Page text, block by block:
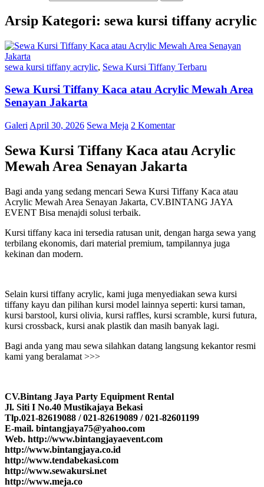
Arsip Kategori: sewa kursi tiffany acrylic
sewa kursi tiffany acrylic, Sewa Kursi Tiffany Terbaru
Sewa Kursi Tiffany Kaca atau Acrylic Mewah Area
Senayan Jakarta
Galeri April 30, 2026 Sewa Meja 2 Komentar
Sewa Kursi Tiffany Kaca atau Acrylic
Mewah Area Senayan Jakarta
Bagi anda yang sedang mencari Sewa Kursi Tiffany Kaca atau
Acrylic Mewah Area Senayan Jakarta, CV.BINTANG JAYA
EVENT Bisa menajdi solusi terbaik.
Kursi tiffany kaca ini tersedia ratusan unit, dengan harga sewa yang
terbilang ekonomis, dari material premium, tampilannya juga
kekinan dan modern.
Selain kursi tiffany acrylic, kami juga menyediakan sewa kursi
tiffany kayu dan pilihan kursi model lainnya seperti: kursi taman,
kursi barstool, kursi olivia, kursi raffles, kursi scramble, kursi futura,
kursi crossback, kursi anak plastik dan masih banyak lagi.
Bagi anda yang mau sewa silahkan datang langsung kekantor resmi
kami yang beralamat >>>
CV.Bintang Jaya Party Equipment Rental
Jl. Siti I No.40 Mustikajaya Bekasi
Tlp.021-82619088 / 021-82619089 / 021-82601199
E-mail. bintangjaya75@yahoo.com
Web. http://www.bintangjayaevent.com
http://www.bintangjaya.co.id
http://www.tendabekasi.com
http://www.sewakursi.net
http://www.meja.co